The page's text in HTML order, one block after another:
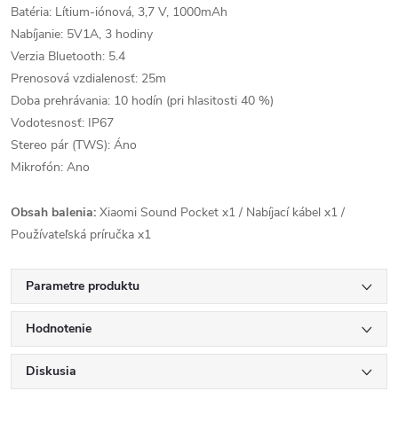
Batéria: Lítium-iónová, 3,7 V, 1000mAh
Nabíjanie: 5V1A, 3 hodiny
Verzia Bluetooth: 5.4
Prenosová vzdialenosť: 25m
Doba prehrávania: 10 hodín (pri hlasitosti 40 %)
Vodotesnosť: IP67
Stereo pár (TWS): Áno
Mikrofón: Ano
Obsah balenia: Xiaomi Sound Pocket x1 / Nabíjací kábel x1 /
Používateľská príručka x1
Parametre produktu
Hodnotenie
Diskusia